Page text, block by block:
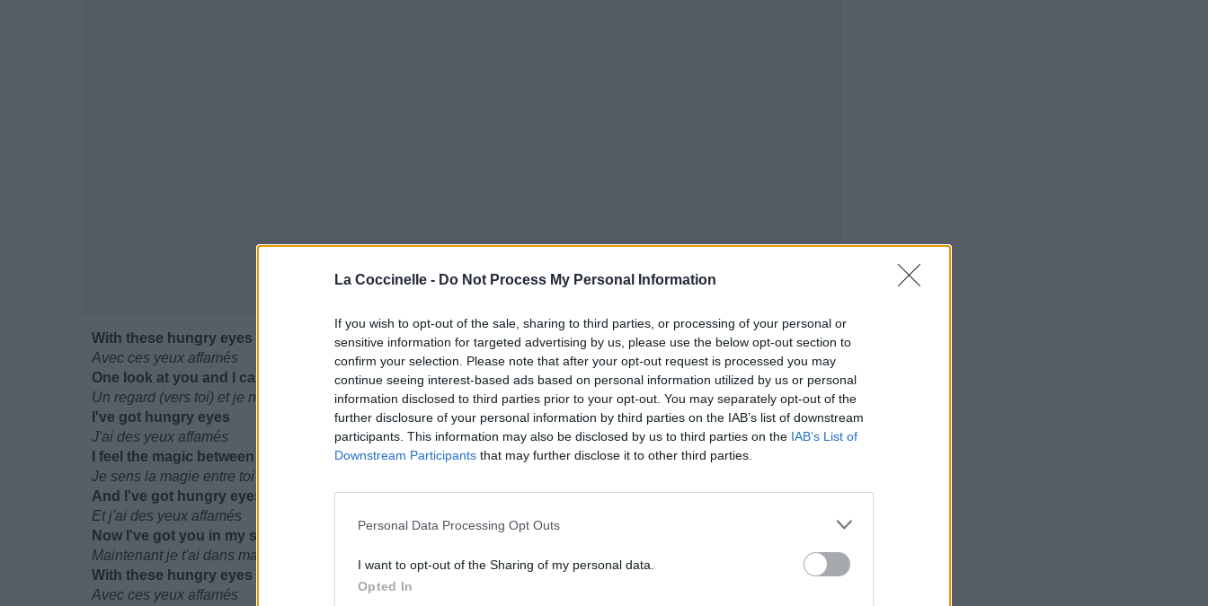
La Coccinelle - Do Not Process My Personal Information
If you wish to opt-out of the sale, sharing to third parties, or processing of your personal or
sensitive information for targeted advertising by us, please use the below opt-out section to
confirm your selection. Please note that after your opt-out request is processed you may
continue seeing interest-based ads based on personal information utilized by us or personal
information disclosed to third parties prior to your opt-out. You may separately opt-out of the
further disclosure of your personal information by third parties on the IAB’s list of downstream
participants. This information may also be disclosed by us to third parties on the IAB’s List of
Downstream Participants that may further disclose it to other third parties.
Personal Data Processing Opt Outs
I want to opt-out of the Sharing of my personal data.
Opted In
With these hungry eyes
Avec ces yeux affamés
One look at you and I can't disguise
Un regard (vers toi) et je ne peux pas dissimuler
I've got hungry eyes
J'ai des yeux affamés
I feel the magic between you
Je sens la magie entre toi
And I've got hungry eyes
Et j'ai des yeux affamés
Now I've got you in my sights
Maintenant je t'ai dans ma ligne de mire
With these hungry eyes
Avec ces yeux affamés